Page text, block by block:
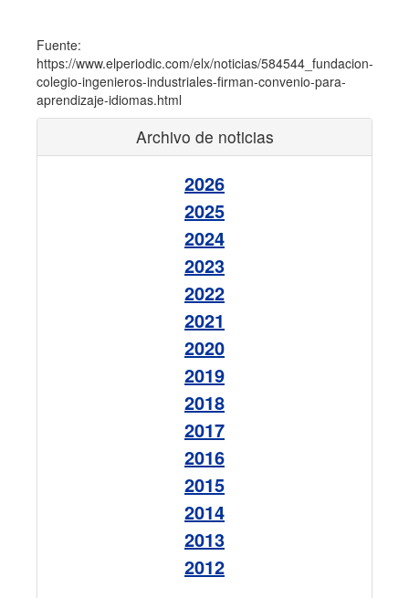
Fuente:
https://www.elperiodic.com/elx/noticias/584544_fundacion-
colegio-ingenieros-industriales-firman-convenio-para-
aprendizaje-idiomas.html
Archivo de noticias
2026
2025
2024
2023
2022
2021
2020
2019
2018
2017
2016
2015
2014
2013
2012